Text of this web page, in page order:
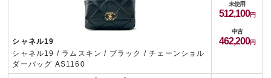
シャネル19
シャネル19 / ラムスキン / ブラック / チェーンショル
ダーバッグ AS1160
未使用
512,100
中古
462,200